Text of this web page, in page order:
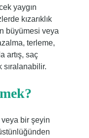
yaygın
kızarıklık
büyümesi veya
terleme,
artış, saç
sıralanabilir.
bir şeyin